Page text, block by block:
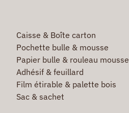
Caisse & Boîte carton
Pochette bulle & mousse
Papier bulle & rouleau mousse
Adhésif & feuillard
Film étirable & palette bois
Sac & sachet